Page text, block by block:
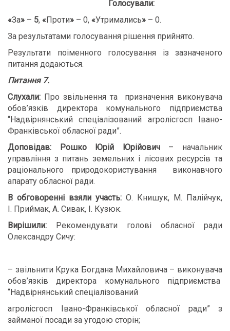
Голосували:
«За» – 5, «Проти» – 0, «Утримались» – 0.
За результатами голосування рішення прийнято.
Результати поіменного голосування із зазначеного
питання додаються.
Питання 7.
Слухали: Про звільнення та призначення виконувача
обов’язків директора комунального підприємства
“Надвірнянський спеціалізований агролісгосп Івано-
Франківської обласної ради”.
Доповідав: Рошко Юрій Юрійович– начальник
управління з питань земельних і лісових ресурсів та
раціонального природокористування
виконавчого
апарату обласної ради.
В обговоренні взяли участь: О. Книшук, М. Палійчук,
І. Приймак, А. Сивак, І. Кузюк.
Вирішили: Рекомендувати голові обласної ради
Олександру Сичу:
– звільнити Крука Богдана Михайловича – виконувача
обов’язків директора комунального підприємства
“Надвірнянський спеціалізований
агролісгосп Івано-Франківської обласної ради” з
займаної посади за угодою сторін;